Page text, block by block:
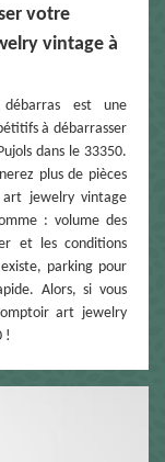
votre
vintage à
est une
à débarrasser
dans le 33350.
plus de pièces
jewelry vintage
: volume des
et les conditions
parking pour
Alors, si vous
art jewelry
!